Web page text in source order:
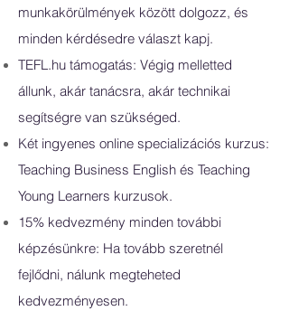
munkakörülmények között dolgozz, és
minden kérdésedre választ kapj.
TEFL.hu támogatás: Végig melletted
állunk, akár tanácsra, akár technikai
segítségre van szükséged.
Két ingyenes online specializációs kurzus:
Teaching Business English és Teaching
Young Learners kurzusok.
15% kedvezmény minden további
képzésünkre: Ha tovább szeretnél
fejlődni, nálunk megteheted
kedvezményesen.